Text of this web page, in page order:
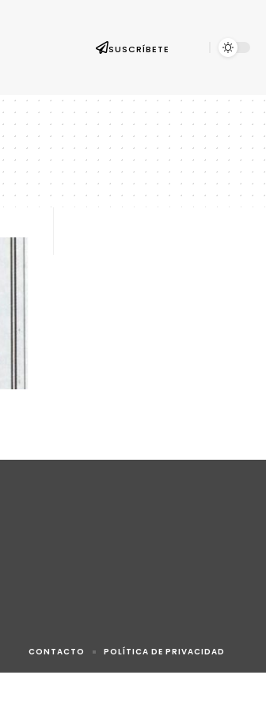
SUSCRÍBETE
CONTACTO POLÍTICA DE PRIVACIDAD